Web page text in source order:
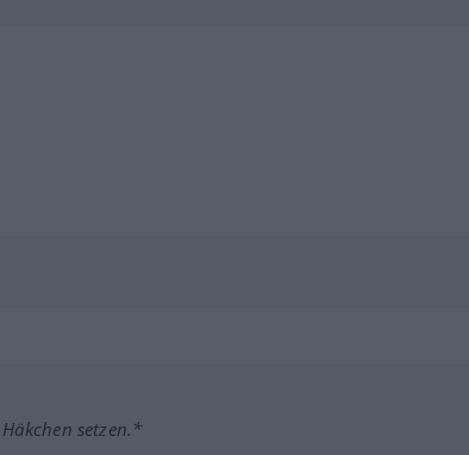
setzen.*